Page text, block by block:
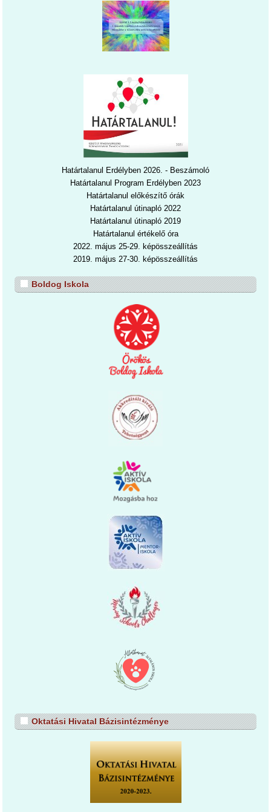
Határtalanul Erdélyben 2026. - Beszámoló
Határtalanul Program Erdélyben 2023
Határtalanul előkészítő órák
Határtalanul útinapló 2022
Határtalanul útinapl ó 2019
Határtalanul értékelő óra
2022. május 25-29. képösszeállítás
2019. május 27-30. képösszeállítás
Boldog Iskola
Oktatási Hivatal Bázisintézménye